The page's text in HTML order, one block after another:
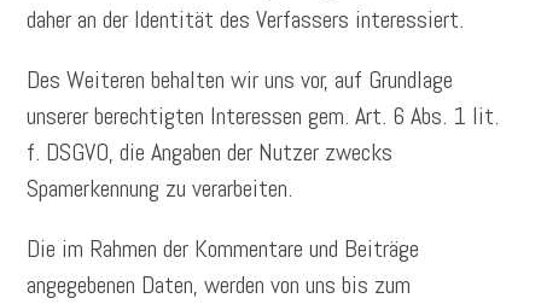
daher an der Identität des Verfassers interessiert.
Des Weiteren behalten wir uns vor, auf Grundlage
unserer berechtigten Interessen gem. Art. 6 Abs. 1 lit.
f. DSGVO, die Angaben der Nutzer zwecks
Spamerkennung zu verarbeiten.
Die im Rahmen der Kommentare und Beiträge
angegebenen Daten, werden von uns bis zum